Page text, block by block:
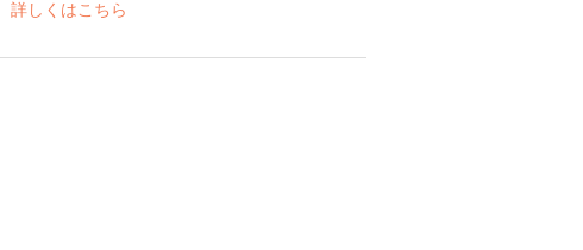
詳しくはこちら